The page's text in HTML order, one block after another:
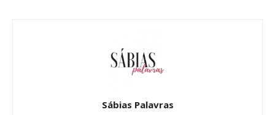
Sábias Palavras